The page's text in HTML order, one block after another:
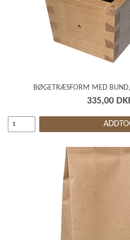
BØGETRÆSFORM MED
335,00